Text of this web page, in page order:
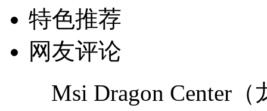
特色推荐
网友评论
Msi Dragon Center（